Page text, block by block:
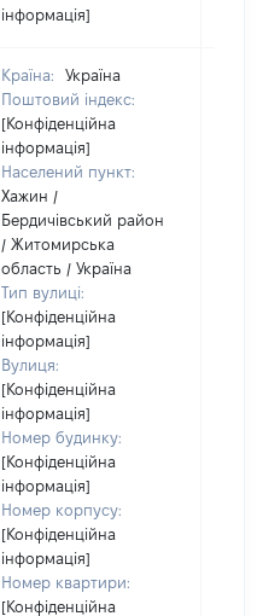
інформація]
Країна:
Україна
Поштовий індекс:
[Конфіденційна
інформація]
Населений пункт:
Хажин /
Бердичівський район
/ Житомирська
область / Україна
Тип вулиці:
[Конфіденційна
інформація]
Вулиця:
[Конфіденційна
інформація]
Номер будинку:
[Конфіденційна
інформація]
Номер корпусу:
[Конфіденційна
інформація]
Номер квартири:
[Конфіденційна